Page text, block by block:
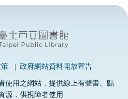
政府網站資料開放宣告
使用之網站，提供線上有聲書、點
源，供視障者使用